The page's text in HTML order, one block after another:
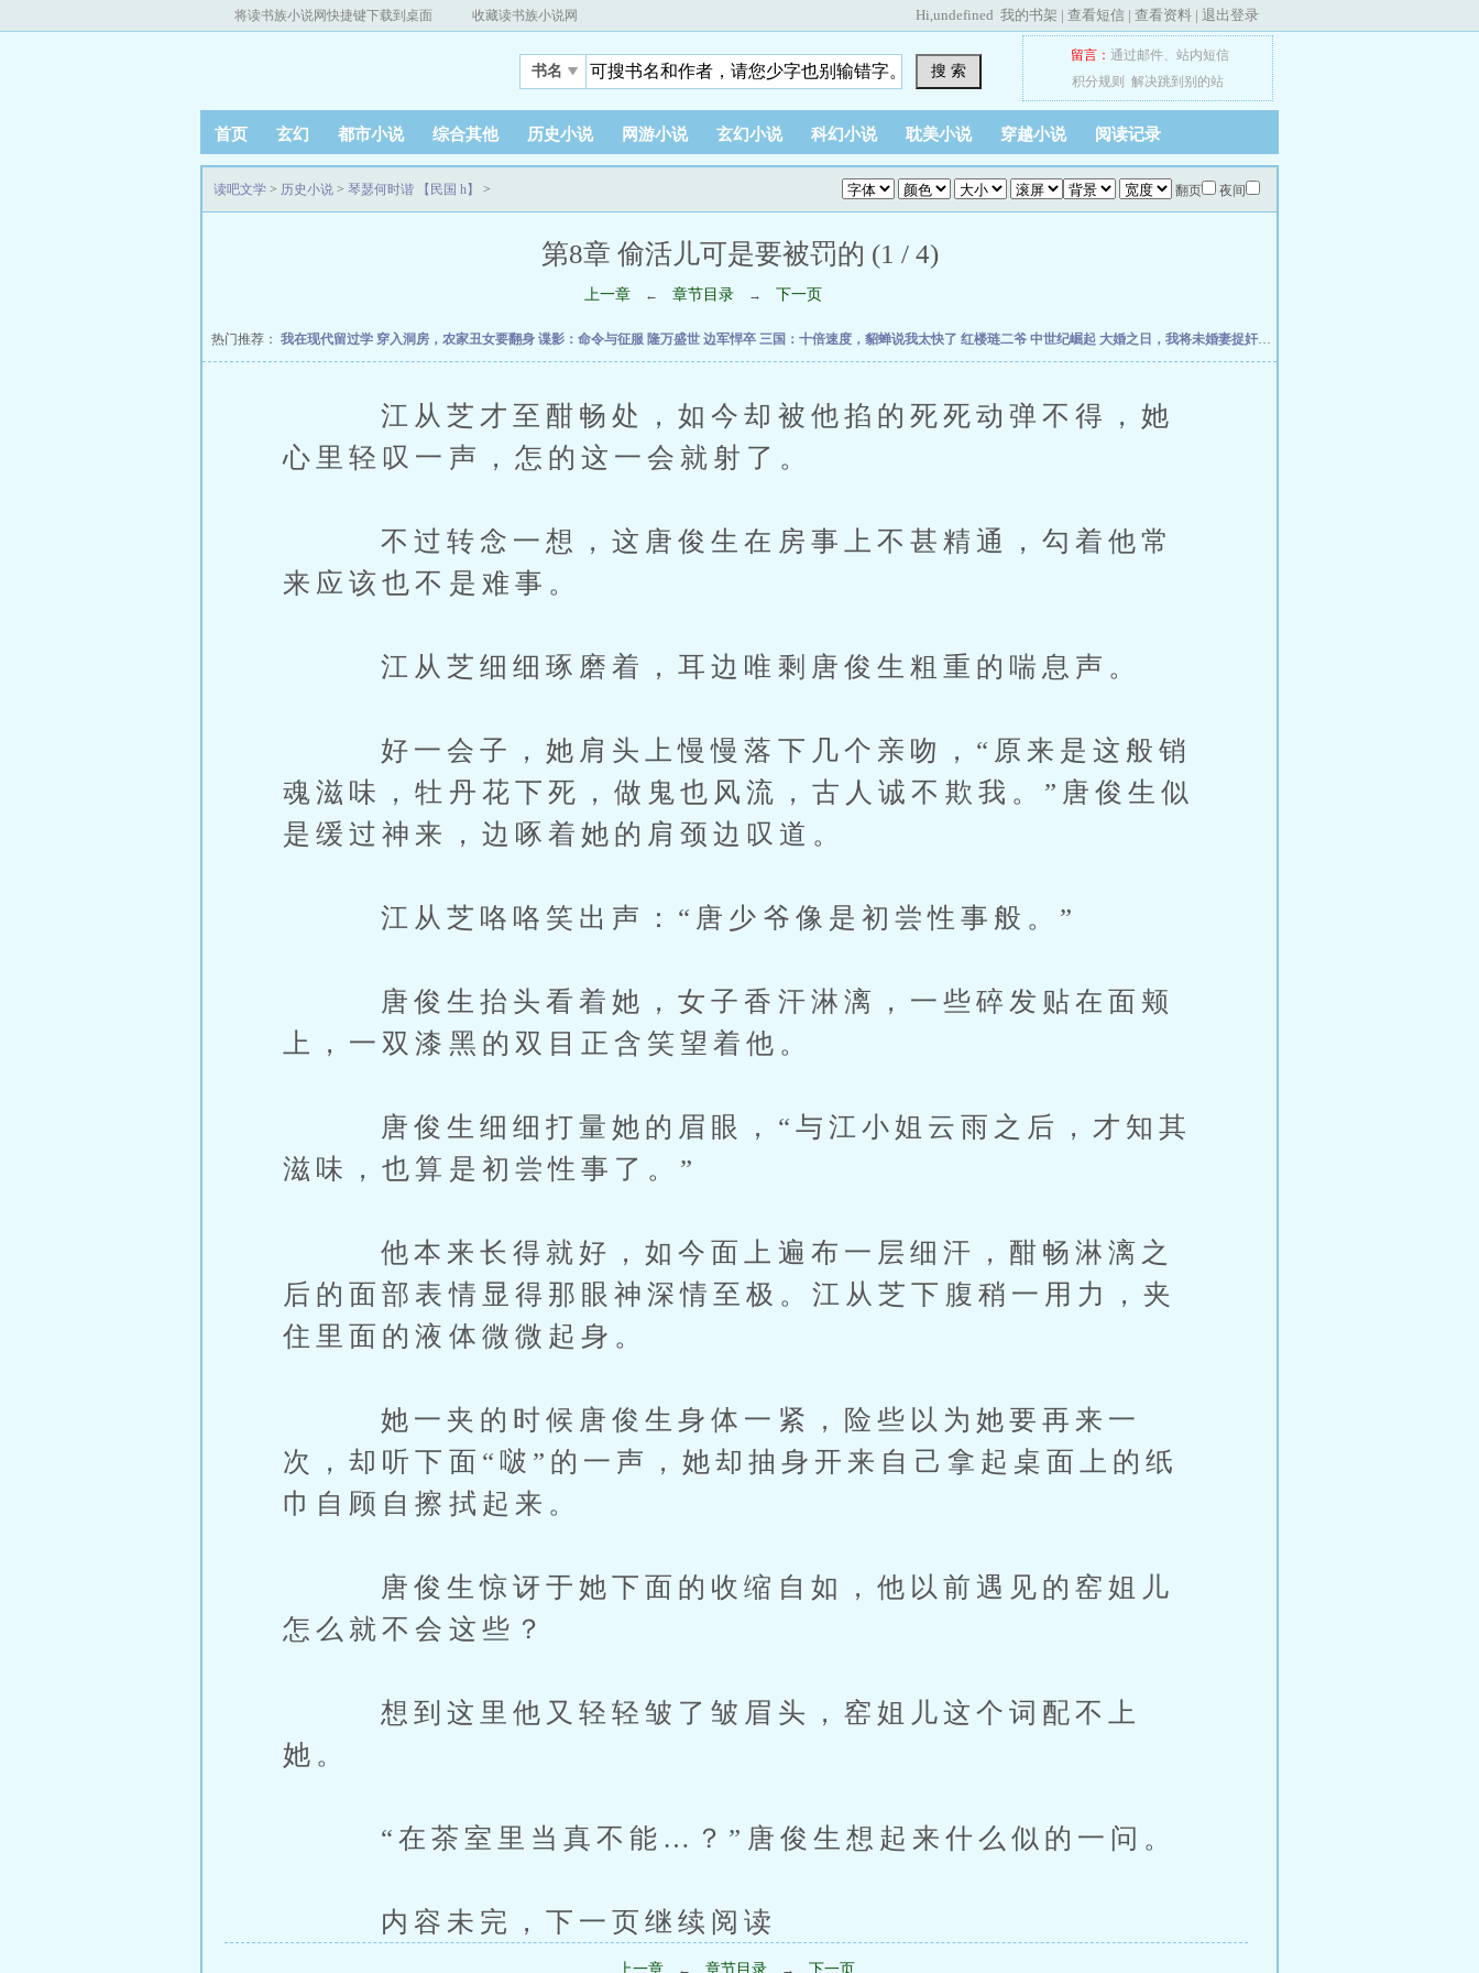
将读书族小说网快捷键下载到桌面 收藏读书族小说网 Hi,undefined 我的书架 | 查看短信 | 查看资料 | 退出登录
书名 搜 索
留言： 通过邮件、 站内短信
积分规则
解决跳到别的站
首页 玄幻 都市小说 综合其他 历史小说 网游小说 玄幻小说 科幻小说 耽美小说 穿越小说 阅读记录
翻页 夜间
读吧文学 > 历史小说 > 琴瑟何时谐 【民国 h】 >
第8章 偷活儿可是要被罚的 (1 / 4)
上一章 ← 章节目录 → 下一页
热门推荐： 我在现代留过学 穿入洞房，农家丑女要翻身 谍影：命令与征服 隆万盛世 边军悍卒 三国：十倍速度，貂蝉说我太快了 红楼琏二爷 中世纪崛起 大婚之日，我将未婚妻捉奸在床
江从芝才至酣畅处，如今却被他掐的死死动弹不得，她
心里轻叹一声，怎的这一会就射了。
不过转念一想，这唐俊生在房事上不甚精通，勾着他常
来应该也不是难事。
江从芝细细琢磨着，耳边唯剩唐俊生粗重的喘息声。
好一会子，她肩头上慢慢落下几个亲吻，“原来是这般销
魂滋味，牡丹花下死，做鬼也风流，古人诚不欺我。”唐俊生似
是缓过神来，边啄着她的肩颈边叹道。
江从芝咯咯笑出声：“唐少爷像是初尝性事般。”
唐俊生抬头看着她，女子香汗淋漓，一些碎发贴在面颊
上，一双漆黑的双目正含笑望着他。
唐俊生细细打量她的眉眼，“与江小姐云雨之后，才知其
滋味，也算是初尝性事了。”
他本来长得就好，如今面上遍布一层细汗，酣畅淋漓之
后的面部表情显得那眼神深情至极。江从芝下腹稍一用力，夹
住里面的液体微微起身。
她一夹的时候唐俊生身体一紧，险些以为她要再来一
次，却听下面“啵”的一声，她却抽身开来自己拿起桌面上的纸
巾自顾自擦拭起来。
唐俊生惊讶于她下面的收缩自如，他以前遇见的窑姐儿
怎么就不会这些？
想到这里他又轻轻皱了皱眉头，窑姐儿这个词配不上
她。
“在茶室里当真不能…？”唐俊生想起来什么似的一问。
内容未完，下一页继续阅读
上一章 ← 章节目录 → 下一页